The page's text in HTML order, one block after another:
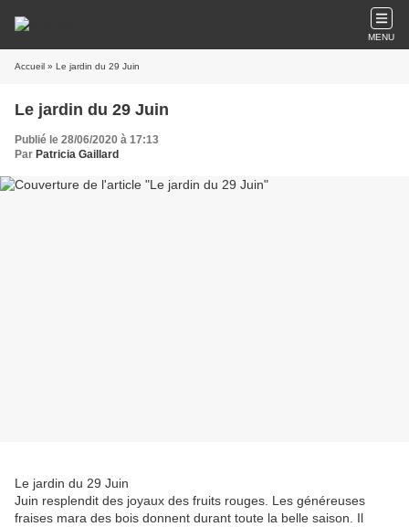
MENU
Accueil » Le jardin du 29 Juin
Le jardin du 29 Juin
Publié le 28/06/2020 à 17:13
Par Patricia Gaillard
Le jardin du 29 Juin
Juin resplendit des joyaux des fruits rouges. Les généreuses
fraises mara des bois donnent durant toute la belle saison. Il